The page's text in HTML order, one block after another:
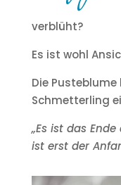
verblüht?
Es ist wohl
Die
Schmetterling
„Es ist das
ist erst der